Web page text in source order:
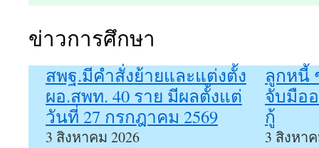
ข่าวการศึกษา
สพฐ.มีคำสั่งย้ายและแต่งตั้ง
ผอ.สพท. 40 ราย มีผลตั้งแต่
วันที่ 27 กรกฎาคม 2569
3 สิงหาคม 2026
ลูกหนี้
จับมือ
กู้
3 สิงหา